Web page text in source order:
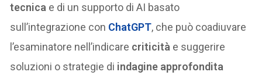
tecnica e di un supporto di AI basato
sull’integrazione con ChatGPT, che può coadiuvare
l’esaminatore nell’indicare criticità e suggerire
soluzioni o strategie di indagine approfondita